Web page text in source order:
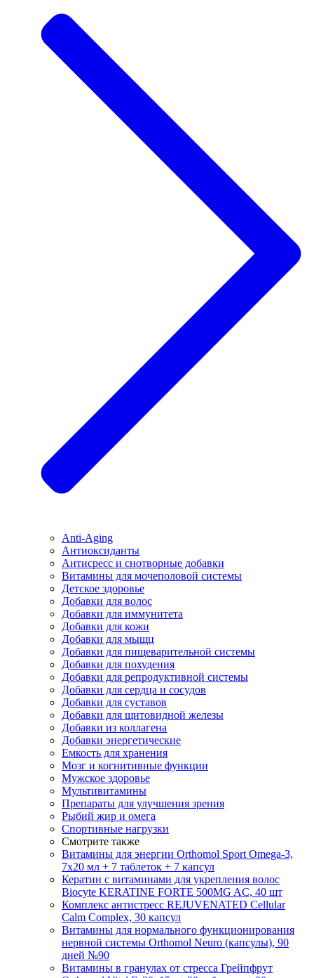
Anti-Aging
Антиоксиданты
Антисресс и снотворные добавки
Витамины для мочеполовой системы
Детское здоровье
Добавки для волос
Добавки для иммунитета
Добавки для кожи
Добавки для мыщц
Добавки для пищеварительной системы
Добавки для похудения
Добавки для репродуктивной системы
Добавки для сердца и сосудов
Добавки для суставов
Добавки для щитовидной железы
Добавки из коллагена
Добавки энергетические
Емкость для хранения
Мозг и когнитивные функции
Мужское здоровье
Мультивитамины
Препараты для улучшения зрения
Рыбий жир и омега
Спортивные нагрузки
Смотрите также
Витамины для энергии Orthomol Sport Omega-3,
7х20 мл + 7 таблеток + 7 капсул
Кератин с витаминами для укрепления волос
Biocyte KERATINE FORTE 500MG AC, 40 шт
Комплекс антистресс REJUVENATED Cellular
Calm Complex, 30 капсул
Витамины для нормального функционирования
нервной системы Orthomol Neuro (капсулы), 90
дней №90
Витамины в гранулах от стресса Грейпфрут